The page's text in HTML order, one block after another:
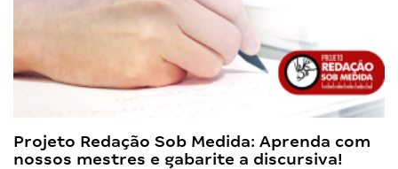
Projeto Redação Sob Medida: Aprenda com
nossos mestres e gabarite a discursiva!